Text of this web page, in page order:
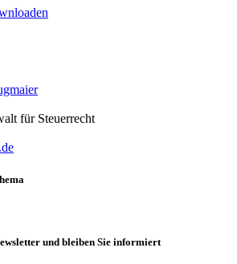
für Steuerrecht
und bleiben Sie informiert